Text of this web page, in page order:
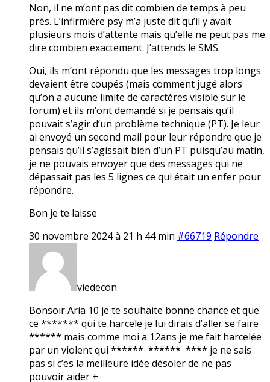
Non, il ne m’ont pas dit combien de temps à peu
près. L’infirmière psy m’a juste dit qu’il y avait
plusieurs mois d’attente mais qu’elle ne peut pas me
dire combien exactement. J’attends le SMS.
Oui, ils m’ont répondu que les messages trop longs
devaient être coupés (mais comment jugé alors
qu’on a aucune limite de caractères visible sur le
forum) et ils m’ont demandé si je pensais qu’il
pouvait s’agir d’un problème technique (PT). Je leur
ai envoyé un second mail pour leur répondre que je
pensais qu’il s’agissait bien d’un PT puisqu’au matin,
je ne pouvais envoyer que des messages qui ne
dépassait pas les 5 lignes ce qui était un enfer pour
répondre.
Bon je te laisse
30 novembre 2024 à 21 h 44 min #66719 Répondre
viedecon
Bonsoir Aria 10 je te souhaite bonne chance et que
ce ******* qui te harcele je lui dirais d’aller se faire
****** mais comme moi a 12ans je me fait harcelée
par un violent qui ****** ****** **** je ne sais
pas si c’es la meilleure idée désoler de ne pas
pouvoir aider +